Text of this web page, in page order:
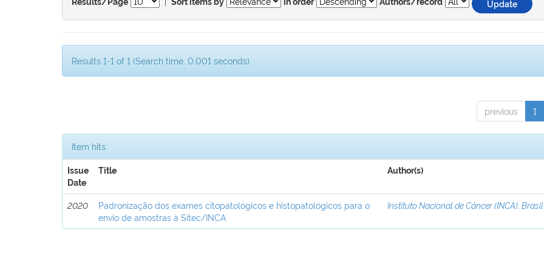
Results/Page Sort items by In order Authors/record
Results 1-1 of 1 (Search time: 0.001 seconds).
previous 1
Item hits:
Issue
Date
Title Author(s)
2020
Padronização dos exames citopatológicos e histopatológicos para o
envio de amostras à Sitec/INCA
Instituto Nacional de Câncer (INCA), Brasil